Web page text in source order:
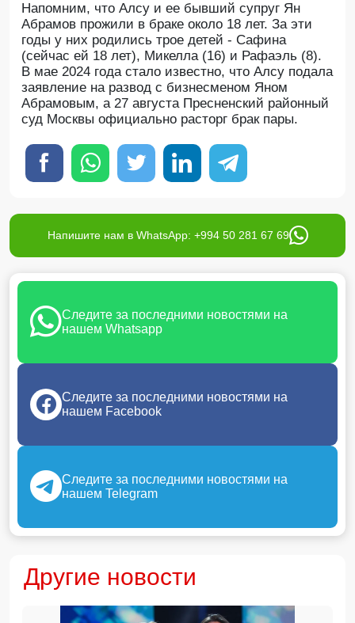
Напомним, что Алсу и ее бывший супруг Ян
Абрамов прожили в браке около 18 лет. За эти
годы у них родились трое детей - Сафина
(сейчас ей 18 лет), Микелла (16) и Рафаэль (8).
В мае 2024 года стало известно, что Алсу подала
заявление на развод с бизнесменом Яном
Абрамовым, а 27 августа Пресненский районный
суд Москвы официально расторг брак пары.
Напишите нам в WhatsApp: +994 50 281 67 69
Следите за последними новостями на
нашем Whatsapp
Следите за последними новостями на
нашем Facebook
Следите за последними новостями на
нашем Telegram
Другие новости